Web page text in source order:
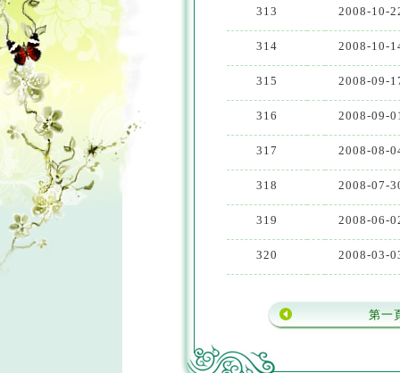
313 2008-10-
314 2008-10-
315 2008-09-
316 2008-09-
317 2008-08-
318 2008-07-
319 2008-06-
320 2008-03-
第一